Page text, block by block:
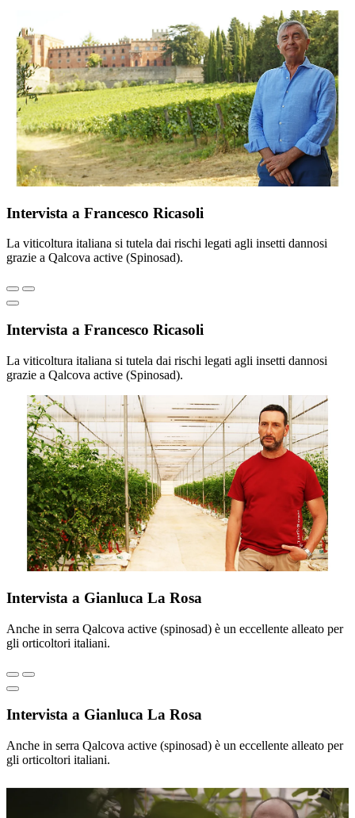
Intervista a Francesco Ricasoli
La viticoltura italiana si tutela dai rischi legati agli insetti dannosi
grazie a Qalcova active (Spinosad).
Intervista a Francesco Ricasoli
La viticoltura italiana si tutela dai rischi legati agli insetti dannosi
grazie a Qalcova active (Spinosad).
Intervista a Gianluca La Rosa
Anche in serra Qalcova active (spinosad) è un eccellente alleato per
gli orticoltori italiani.
Intervista a Gianluca La Rosa
Anche in serra Qalcova active (spinosad) è un eccellente alleato per
gli orticoltori italiani.